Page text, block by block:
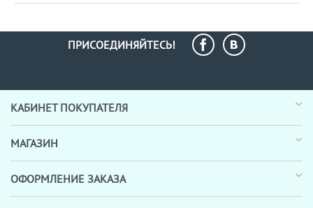
ПРИСОЕДИНЯЙТЕСЬ!
КАБИНЕТ ПОКУПАТЕЛЯ
МАГАЗИН
ОФОРМЛЕНИЕ ЗАКАЗА